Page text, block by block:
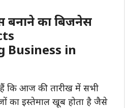
बनाने का बिजनेस
Business in
कि आज की तारीख में सभी
का इस्तेमाल खूब होता है जैसे